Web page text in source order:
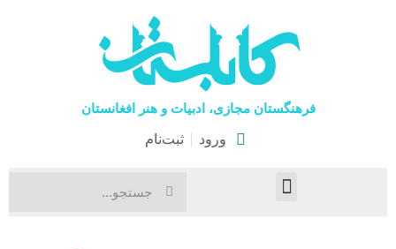
فرهنگستان مجازی، ادبیات و هنر افغانستان
ورود ثبت‌نام